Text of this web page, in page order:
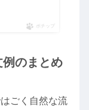
ポチップ
のまとめ
ごく自然な流